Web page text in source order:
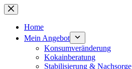
Zum
Inhalt
springenHome
Mein Angebot
Konsumveränderung
Kokainberatung
Stabilisierung & Nachsorge